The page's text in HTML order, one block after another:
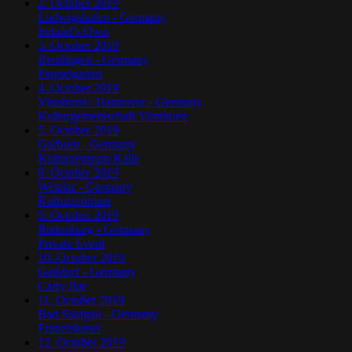
Ludwigshafen - Germany
Ireland’s Own
3. October 2019
Reutlingen - Germany
Pappelgarten
4. October 2019
Vinnhorst / Hannover - Germany
Kulturgemeinschaft Vinnhorst
5. October 2019
Garbsen - Germany
Kulturzentrum Kalle
8. October 2019
Wetzlar - Germany
Kulturzentrum
9. October 2019
Rottenburg - Germany
Private Event
10. October 2019
Gaildorf - Germany
Carty Bar
11. October 2019
Bad Saulgau - Germany
Franziskaner
12. October 2019